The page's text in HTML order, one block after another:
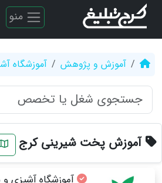
منو
آموزش و پژوهش آموزشگاه
آموزش پخت شیرینی کرج
آموزشگاه آشپزی